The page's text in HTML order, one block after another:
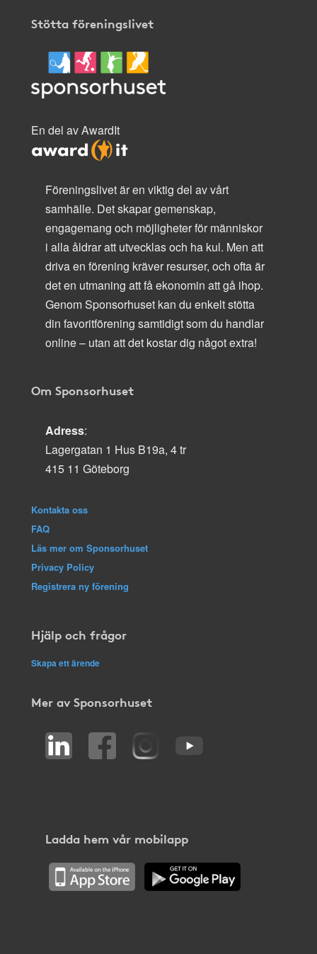
Stötta föreningslivet
En del av AwardIt
Föreningslivet är en viktig del av vårt
samhälle. Det skapar gemenskap,
engagemang och möjligheter för människor
i alla åldrar att utvecklas och ha kul. Men att
driva en förening kräver resurser, och ofta är
det en utmaning att få ekonomin att gå ihop.
Genom Sponsorhuset kan du enkelt stötta
din favoritförening samtidigt som du handlar
online – utan att det kostar dig något extra!
Om Sponsorhuset
Adress:
Lagergatan 1 Hus B19a, 4 tr
415 11 Göteborg
Kontakta oss
FAQ
Läs mer om Sponsorhuset
Privacy Policy
Registrera ny förening
Hjälp och frågor
Skapa ett ärende
Mer av Sponsorhuset
Ladda hem vår mobilapp